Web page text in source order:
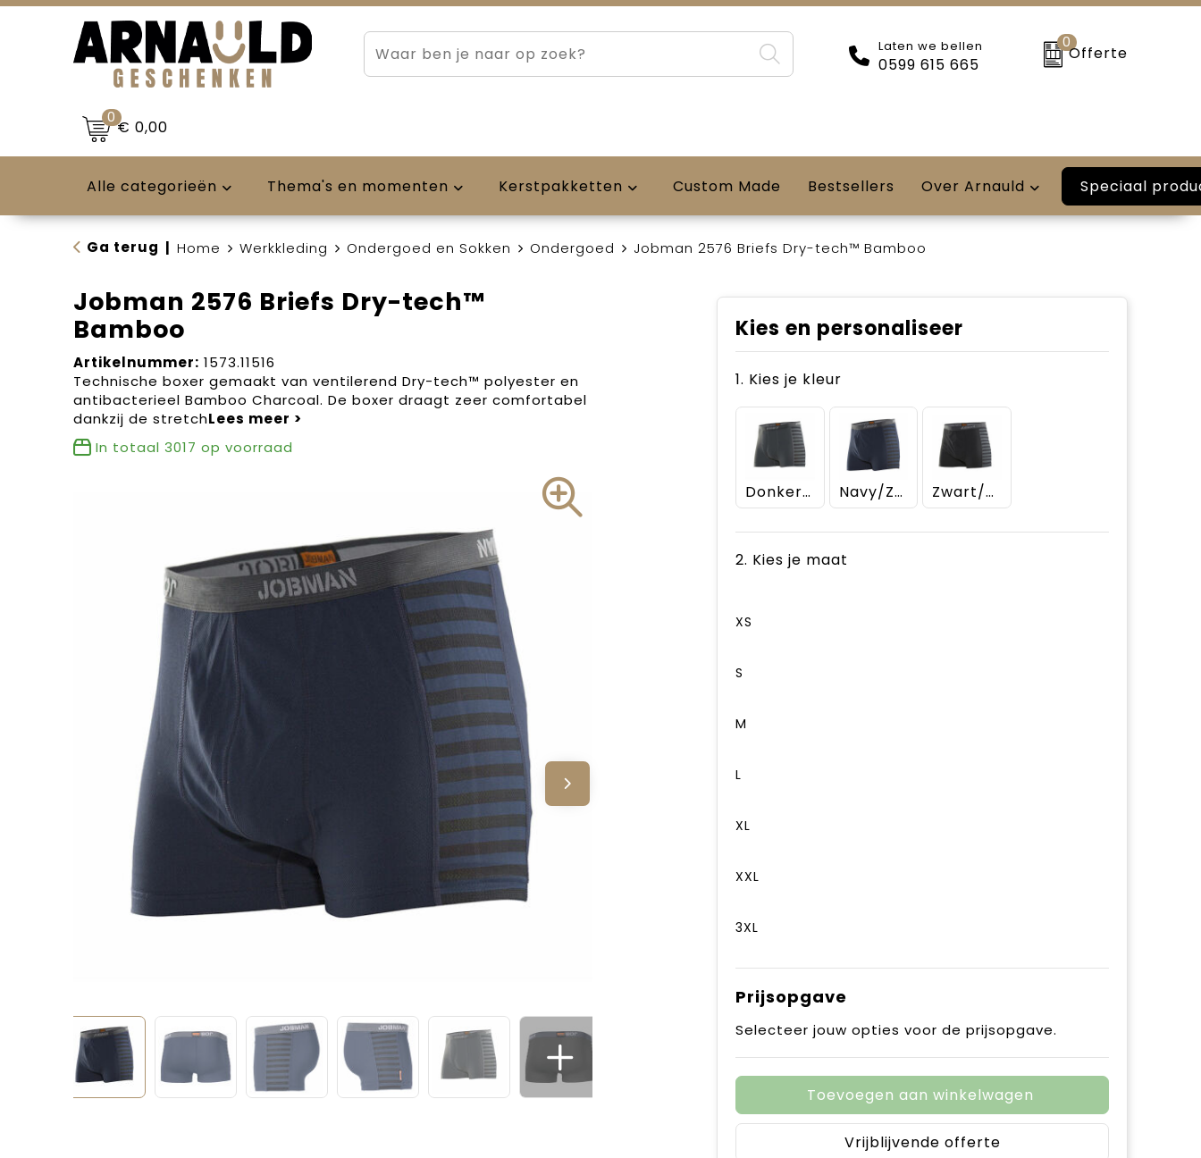
Laten we bellen
0599 615 665
0
Offerte
0€ 0,00
Alle categorieën Thema's en momenten Kerstpakketten Custom Made Bestsellers Over Arnauld Speciaal
Ga terug Home Werkkleding Ondergoed en Sokken Ondergoed Jobman 2576 Briefs Dry-tech™ Bamboo
Jobman 2576 Briefs Dry-tech™
Bamboo
Artikelnummer: 1573.11516
Technische boxer gemaakt van ventilerend Dry-tech™ polyester en
antibacterieel Bamboo Charcoal. De boxer draagt zeer comfortabel
dankzij de stretch
In totaal 3017 op voorraad
Kies en personaliseer
1. Kies je kleur
Donkergrijs/Zwart Navy/Zwart Zwart/Donkergrijs
2. Kies je maat
XS
S
M
L
XL
XXL
3XL
Prijsopgave
Selecteer jouw opties voor de prijsopgave.
Toevoegen aan winkelwagen
Vrijblijvende offerte